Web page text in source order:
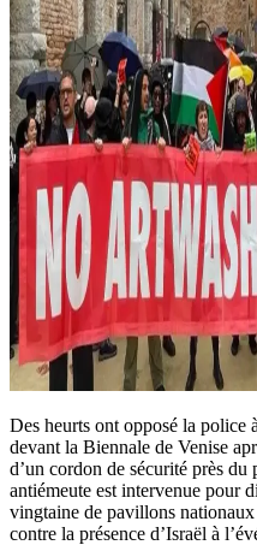
Des heurts ont opposé la police
devant la Biennale de Venise
d’un cordon de sécurité près
antiémeute est intervenue pour
vingtaine de pavillons
contre la présence d’Israël à